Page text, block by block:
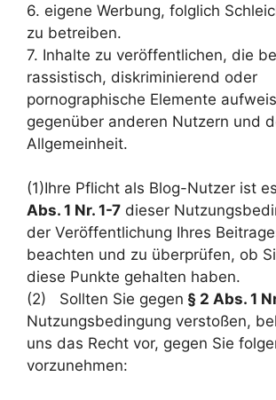
6. eigene Werbung, folglich
zu betreiben.
7. Inhalte zu veröffentlichen, die
rassistisch, diskriminierend oder
pornographische Elemente
gegenüber anderen Nutzern und
Allgemeinheit.
(1)Ihre Pflicht als Blog-Nutzer ist
Abs. 1 Nr. 1-7 dieser
der Veröffentlichung Ihres
beachten und zu überprüfen, ob
diese Punkte gehalten haben.
(2) Sollten Sie gegen § 2 Abs. 1
Nutzungsbedingung verstoßen,
uns das Recht vor, gegen Sie
vorzunehmen: